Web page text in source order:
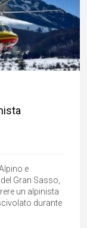
e
Gran Sasso,
un alpinista
durante